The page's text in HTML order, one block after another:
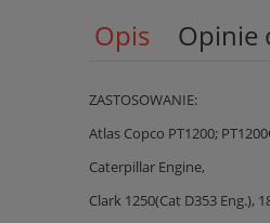
Opis Opinie
ZASTOSOWANIE:
Atlas Copco PT1200;
Caterpillar Engine,
Clark 1250(Cat D353 Eng.),